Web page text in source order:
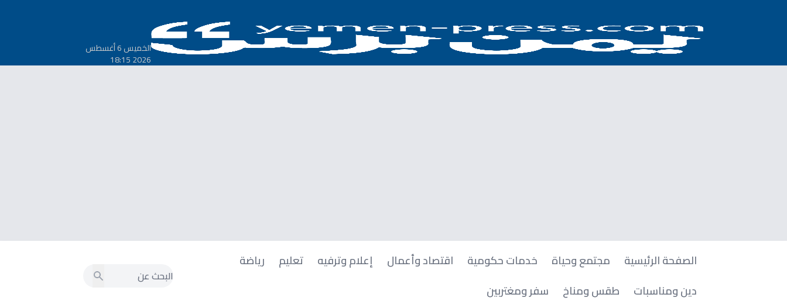
الخميس 6 أغسطس
2026 18:15
الصفحة الرئيسية مجتمع وحياة خدمات حكومية اقتصاد وأعمال إعلام وترفيه تعليم
رياضة
دين ومناسبات
طقس ومناخ سفر ومغتربين